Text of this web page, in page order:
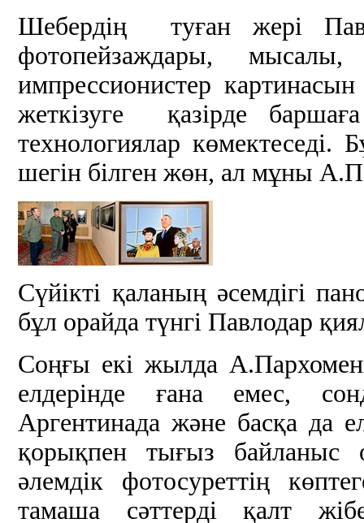
Шебердің туған жері
фотопейзаждары,
импрессионистер
жеткізуге қазірде
технологиялар
шегін білген жөн, ал мұны
Сүйікті қаланың әсемдігі
бұл орайда түнгі Павлодар
Соңғы екі жылда
елдерінде ғана емес,
Аргентинада және басқа да
қорықпен тығыз байланыс
әлемдік фотосуреттің
тамаша сәттерді қалт